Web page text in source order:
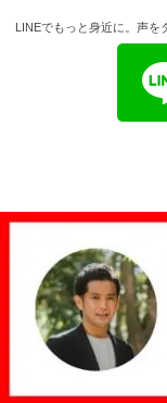
LINEでもっと身近に。声